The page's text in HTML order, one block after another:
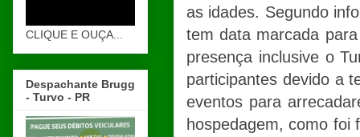
as idades. Segundo
tem data marcada
presença inclusive o
participantes devido a
eventos para
hospedagem, como foi
CLIQUE E OUÇA...
Despachante Brugg
- Turvo - PR